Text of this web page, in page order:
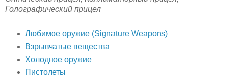
Голографический прицел
Любимое оружие (Signature Weapons)
Взрывчатые вещества
Холодное оружие
Пистолеты